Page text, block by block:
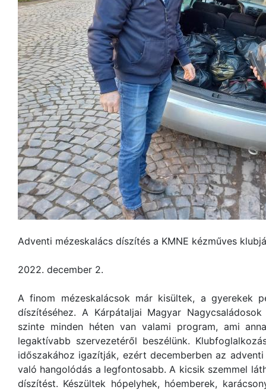
Adventi mézeskalács díszítés a KMNE kézműves
2022. december 2.
A finom mézeskalácsok már kisültek, a gyerekek
díszítéséhez. A Kárpátaljai Magyar
szinte minden héten van valami program, ami
legaktívabb szervezetéről beszélünk.
időszakához igazítják, ezért decemberben az
való hangolódás a legfontosabb. A kicsik szemmel
díszítést. Készültek hópelyhek, hóemberek,